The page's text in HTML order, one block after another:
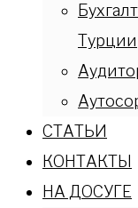
Турции
СТАТЬИ
КОНТАКТЫ
НА ДОСУГЕ